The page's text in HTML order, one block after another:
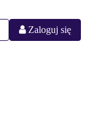
Zaloguj się